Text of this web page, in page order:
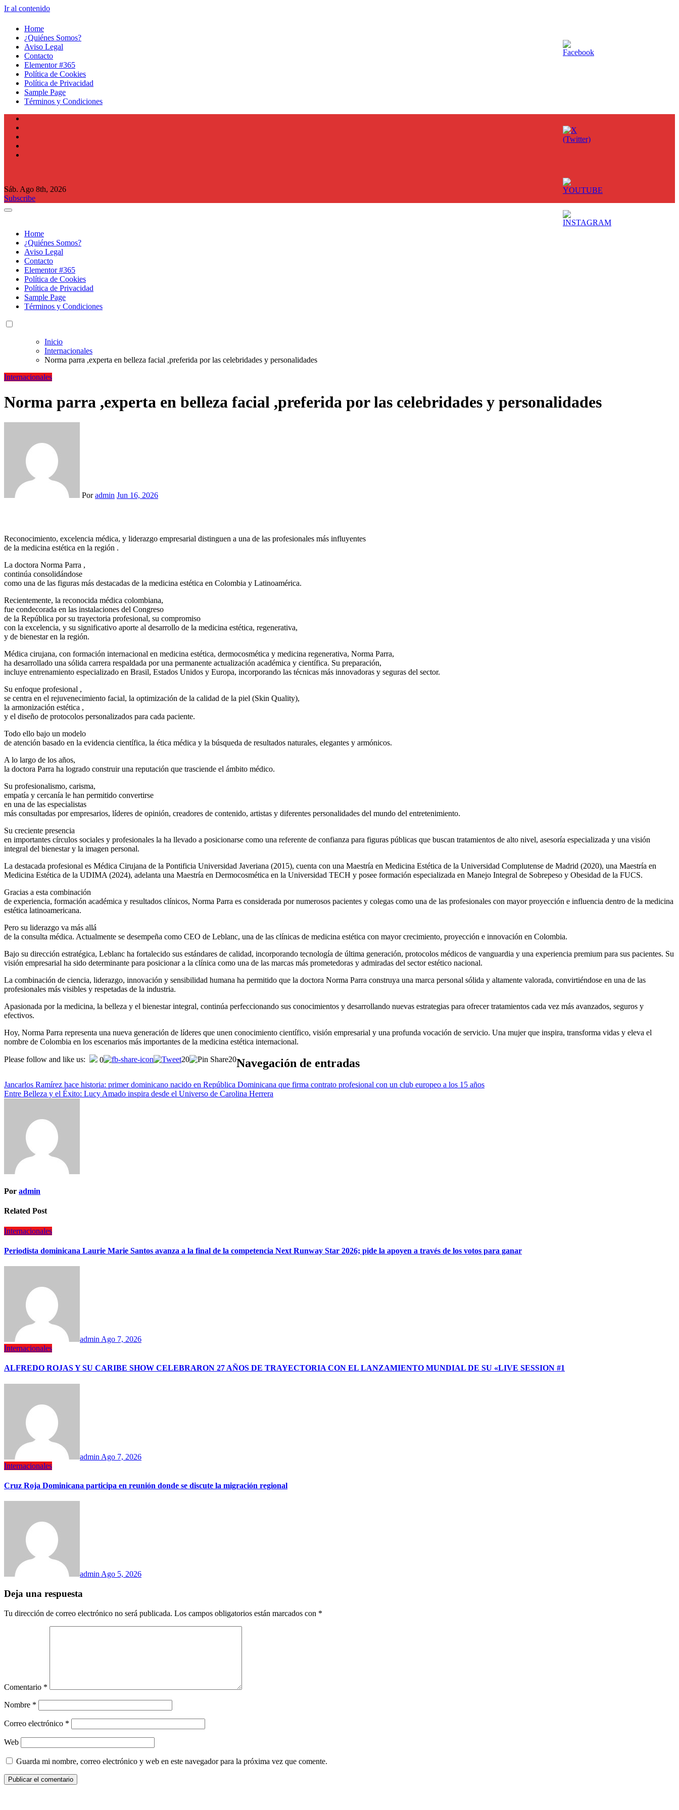
Ir al contenido
Home
¿Quiénes Somos?
Aviso Legal
Contacto
Elementor #365
Política de Cookies
Política de Privacidad
Sample Page
Términos y Condiciones
Sáb. Ago 8th, 2026
Subscribe
Home
¿Quiénes Somos?
Aviso Legal
Contacto
Elementor #365
Política de Cookies
Política de Privacidad
Sample Page
Términos y Condiciones
Inicio
Internacionales
Norma parra ,experta en belleza facial ,preferida por las celebridades y personalidades
Internacionales
Norma parra ,experta en belleza facial ,preferida por las celebridades y personalidades
Poradmin Jun 16, 2026
Reconocimiento, excelencia médica, y liderazgo empresarial distinguen a una de las profesionales más influyentes
de la medicina estética en la región .
La doctora Norma Parra ,
continúa consolidándose
como una de las figuras más destacadas de la medicina estética en Colombia y Latinoamérica.
Recientemente, la reconocida médica colombiana,
fue condecorada en las instalaciones del Congreso
de la República por su trayectoria profesional, su compromiso
con la excelencia, y su significativo aporte al desarrollo de la medicina estética, regenerativa,
y de bienestar en la región.
Médica cirujana, con formación internacional en medicina estética, dermocosmética y medicina regenerativa, Norma Parra,
ha desarrollado una sólida carrera respaldada por una permanente actualización académica y científica. Su preparación,
incluye entrenamiento especializado en Brasil, Estados Unidos y Europa, incorporando las técnicas más innovadoras y seguras del sector.
Su enfoque profesional ,
se centra en el rejuvenecimiento facial, la optimización de la calidad de la piel (Skin Quality),
la armonización estética ,
y el diseño de protocolos personalizados para cada paciente.
Todo ello bajo un modelo
de atención basado en la evidencia científica, la ética médica y la búsqueda de resultados naturales, elegantes y armónicos.
A lo largo de los años,
la doctora Parra ha logrado construir una reputación que trasciende el ámbito médico.
Su profesionalismo, carisma,
empatía y cercanía le han permitido convertirse
en una de las especialistas
más consultadas por empresarios, líderes de opinión, creadores de contenido, artistas y diferentes personalidades del mundo del entretenimiento.
Su creciente presencia
en importantes círculos sociales y profesionales la ha llevado a posicionarse como una referente de confianza para figuras públicas que buscan tratamientos de alto nivel, asesoría especializada y una visión
integral del bienestar y la imagen personal.
La destacada profesional es Médica Cirujana de la Pontificia Universidad Javeriana (2015), cuenta con una Maestría en Medicina Estética de la Universidad Complutense de Madrid (2020), una Maestría en
Medicina Estética de la UDIMA (2024), adelanta una Maestría en Dermocosmética en la Universidad TECH y posee formación especializada en Manejo Integral de Sobrepeso y Obesidad de la FUCS.
Gracias a esta combinación
de experiencia, formación académica y resultados clínicos, Norma Parra es considerada por numerosos pacientes y colegas como una de las profesionales con mayor proyección e influencia dentro de la medicina
estética latinoamericana.
Pero su liderazgo va más allá
de la consulta médica. Actualmente se desempeña como CEO de Leblanc, una de las clínicas de medicina estética con mayor crecimiento, proyección e innovación en Colombia.
Bajo su dirección estratégica, Leblanc ha fortalecido sus estándares de calidad, incorporando tecnología de última generación, protocolos médicos de vanguardia y una experiencia premium para sus pacientes. Su
visión empresarial ha sido determinante para posicionar a la clínica como una de las marcas más prometedoras y admiradas del sector estético nacional.
La combinación de ciencia, liderazgo, innovación y sensibilidad humana ha permitido que la doctora Norma Parra construya una marca personal sólida y altamente valorada, convirtiéndose en una de las
profesionales más visibles y respetadas de la industria.
Apasionada por la medicina, la belleza y el bienestar integral, continúa perfeccionando sus conocimientos y desarrollando nuevas estrategias para ofrecer tratamientos cada vez más avanzados, seguros y
efectivos.
Hoy, Norma Parra representa una nueva generación de líderes que unen conocimiento científico, visión empresarial y una profunda vocación de servicio. Una mujer que inspira, transforma vidas y eleva el
nombre de Colombia en los escenarios más importantes de la medicina estética internacional.
Please follow and like us: 0 20 20Navegación de entradas
Jancarlos Ramírez hace historia: primer dominicano nacido en República Dominicana que firma contrato profesional con un club europeo a los 15 años
Entre Belleza y el Éxito: Lucy Amado inspira desde el Universo de Carolina Herrera
Por admin
Related Post
Internacionales
Periodista dominicana Laurie Marie Santos avanza a la final de la competencia Next Runway Star 2026; pide la apoyen a través de los votos para ganar
admin Ago 7, 2026
Internacionales
ALFREDO ROJAS Y SU CARIBE SHOW CELEBRARON 27 AÑOS DE TRAYECTORIA CON EL LANZAMIENTO MUNDIAL DE SU «LIVE SESSION #1
admin Ago 7, 2026
Internacionales
Cruz Roja Dominicana participa en reunión donde se discute la migración regional
admin Ago 5, 2026
Deja una respuesta
Tu dirección de correo electrónico no será publicada. Los campos obligatorios están marcados con *
Comentario *
Nombre *
Correo electrónico *
Web
Guarda mi nombre, correo electrónico y web en este navegador para la próxima vez que comente.